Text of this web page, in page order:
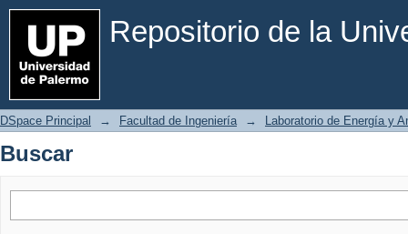
Repositorio de la
Buscar
DSpace Principal → Facultad de Ingeniería → Laboratorio de Energía y
Buscar